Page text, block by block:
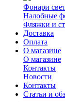
Фонари
Налобные
Фляжки и
Доставка
Оплата
О магазине
О магазине
Контакты
Новости
Контакты
Статьи и